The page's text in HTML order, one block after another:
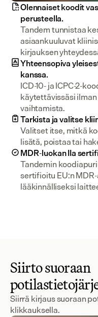
Olennaiset koodit
perusteella.
Tandem tunnistaa
asiaankuuluvat
kirjauksen
Yhteensopiva
kanssa.
ICD-10- ja ICPC-2-
käytettävissäsi
vaihtamista.
Tarkista ja valitse
Valitset itse, mitkä
lisätä, poistaa tai
MDR-luokan IIa
Tandemin
sertifioitu EU:n
lääkinnälliseksi
Siirto suoraan
Siirrä kirjaus suoraan
klikkauksella.